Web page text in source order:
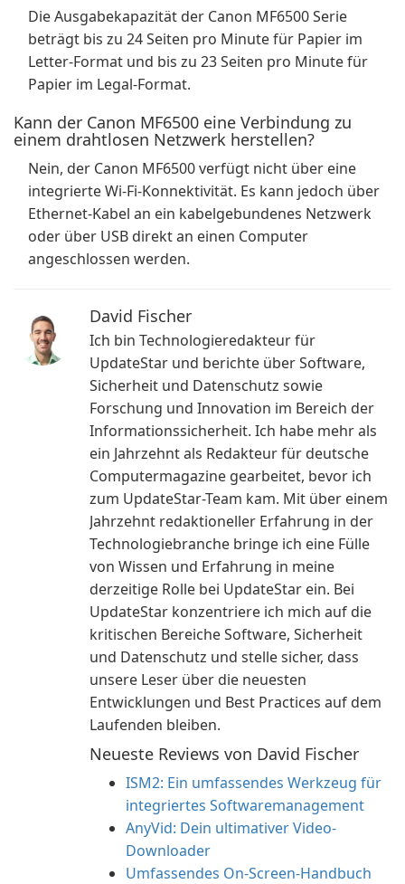
Die Ausgabekapazität der Canon MF6500 Serie
beträgt bis zu 24 Seiten pro Minute für Papier im
Letter-Format und bis zu 23 Seiten pro Minute für
Papier im Legal-Format.
Kann der Canon MF6500 eine Verbindung zu
einem drahtlosen Netzwerk herstellen?
Nein, der Canon MF6500 verfügt nicht über eine
integrierte Wi-Fi-Konnektivität. Es kann jedoch über
Ethernet-Kabel an ein kabelgebundenes Netzwerk
oder über USB direkt an einen Computer
angeschlossen werden.
David Fischer
Ich bin Technologieredakteur für
UpdateStar und berichte über Software,
Sicherheit und Datenschutz sowie
Forschung und Innovation im Bereich der
Informationssicherheit. Ich habe mehr als
ein Jahrzehnt als Redakteur für deutsche
Computermagazine gearbeitet, bevor ich
zum UpdateStar-Team kam. Mit über einem
Jahrzehnt redaktioneller Erfahrung in der
Technologiebranche bringe ich eine Fülle
von Wissen und Erfahrung in meine
derzeitige Rolle bei UpdateStar ein. Bei
UpdateStar konzentriere ich mich auf die
kritischen Bereiche Software, Sicherheit
und Datenschutz und stelle sicher, dass
unsere Leser über die neuesten
Entwicklungen und Best Practices auf dem
Laufenden bleiben.
Neueste Reviews von David Fischer
ISM2: Ein umfassendes Werkzeug für
integriertes Softwaremanagement
AnyVid: Dein ultimativer Video-
Downloader
Umfassendes On-Screen-Handbuch